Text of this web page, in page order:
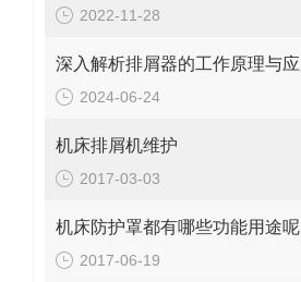
2022-11-28
2024-06-24
机床排屑机维护
2017-03-03
机床防护罩都有哪些功能用途呢
2017-06-19